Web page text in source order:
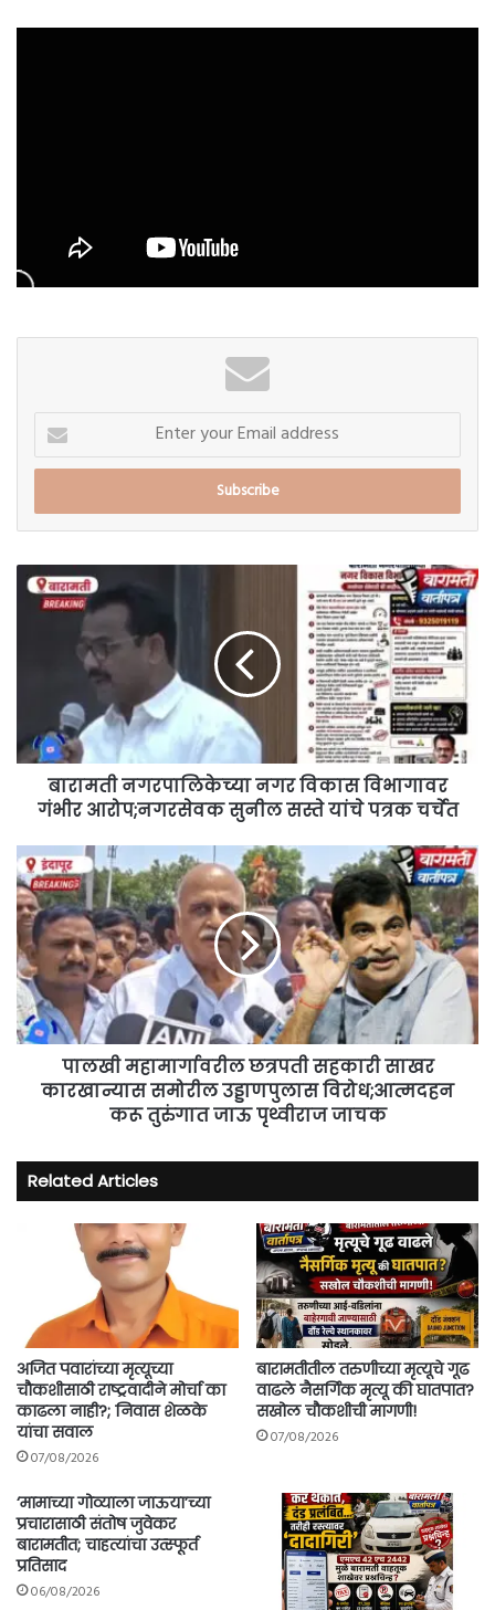
Enter
your
Email
बारामती
नगरपालिकेच्या
आरोप;नगरसेवक
सुनील
सस्ते
पत्रक
बारामती नगरपालिकेच्या नगर विकास विभागावर
गंभीर आरोप;नगरसेवक सुनील सस्ते यांचे पत्रक चर्चेत
पालखी
महामार्गावरील
छत्रपती
सहकारी
साखर
कारखान्यास
समोरील
उड्डाणपुलास
विरोध;आत्मदहन
तुरुंगात
जाचक
पालखी महामार्गावरील छत्रपती सहकारी साखर
कारखान्यास समोरील उड्डाणपुलास विरोध;आत्मदहन
करू तुरुंगात जाऊ पृथ्वीराज जाचक
Related Articles
अजित पवारांच्या मृत्यूच्या
चौकशीसाठी राष्ट्रवादीने मोर्चा का
काढला नाही?; निवास शेळके
यांचा सवाल
07/08/2026
बारामतीतील तरुणीच्या मृत्यूचे गूढ
वाढले नैसर्गिक मृत्यू की घातपात?
सखोल चौकशीची मागणी!
07/08/2026
‘मामाच्या गोव्याला जाऊया’च्या
प्रचारासाठी संतोष जुवेकर
बारामतीत; चाहत्यांचा उत्स्फूर्त
प्रतिसाद
06/08/2026